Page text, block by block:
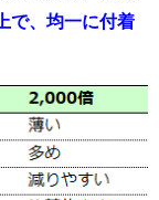
で、均一に付着